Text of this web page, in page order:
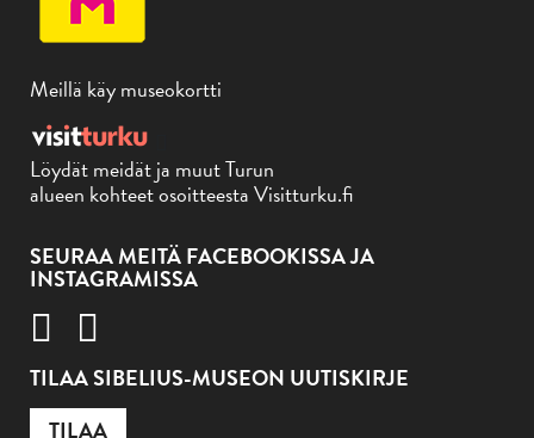
Meillä käy museokortti
Löydät meidät ja muut Turun
alueen kohteet osoitteesta Visitturku.fi
SEURAA MEITÄ FACEBOOKISSA JA
INSTAGRAMISSA
TILAA SIBELIUS-MUSEON UUTISKIRJE
TILAA